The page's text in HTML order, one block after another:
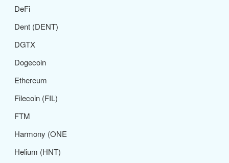
DeFi
Dent (DENT)
DGTX
Dogecoin
Ethereum
Filecoin (FIL)
FTM
Harmony (ONE
Helium (HNT)